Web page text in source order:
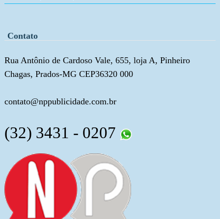
Contato
Rua Antônio de Cardoso Vale, 655, loja A, Pinheiro
Chagas, Prados-MG CEP36320 000
contato@nppublicidade.com.br
(32) 3431 - 0207